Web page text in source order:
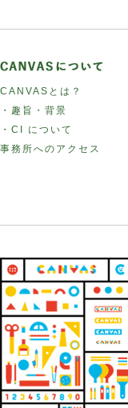
CANVASとは？
・趣旨・背景
・CI について
事務所へのアクセス